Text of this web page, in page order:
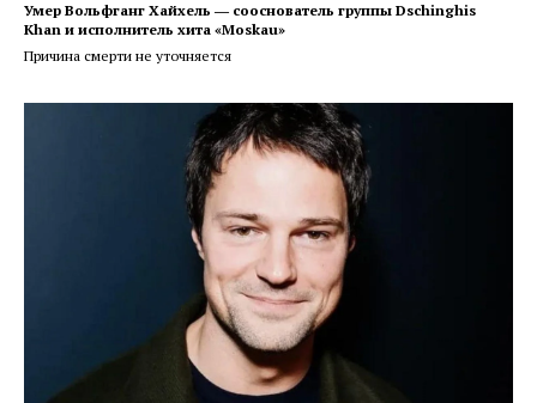
Умер Вольфганг Хайхель ― сооснователь группы Dschinghis
Khan и исполнитель хита «Moskau»
Причина смерти не уточняется